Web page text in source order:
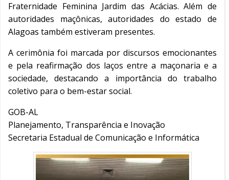
Fraternidade Feminina Jardim das Acácias. Além de
autoridades maçônicas, autoridades do estado de
Alagoas também estiveram presentes.
A cerimônia foi marcada por discursos emocionantes
e pela reafirmação dos laços entre a maçonaria e a
sociedade, destacando a importância do trabalho
coletivo para o bem-estar social.
GOB-AL
Planejamento, Transparência e Inovação
Secretaria Estadual de Comunicação e Informática